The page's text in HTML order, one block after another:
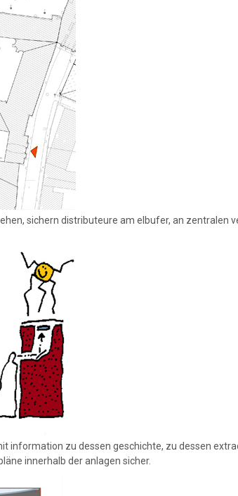
sichern distributeure am elbufer, an zentralen
information zu dessen geschichte, zu dessen
innerhalb der anlagen sicher.